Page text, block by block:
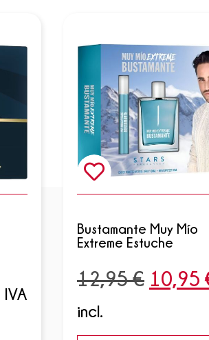
IVA
Bustamante Muy Mío
Extreme Estuche
12,95€ 10,95
incl.